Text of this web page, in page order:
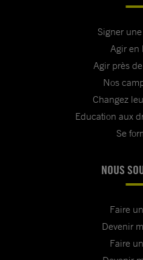
Signer
Agir en
Agir près
Nos
Changez
Education aux
Se
NOUS
Faire
Devenir
Faire